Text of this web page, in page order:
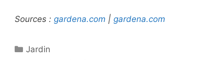
Sources : gardena.com | gardena.com
Catégories
Jardin